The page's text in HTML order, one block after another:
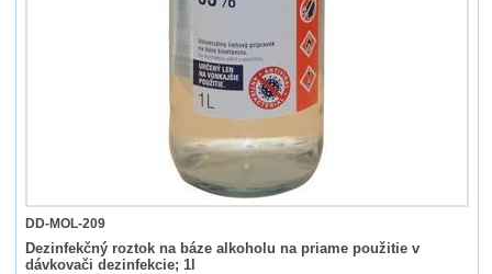
DD-MOL-209
Dezinfekčný roztok na báze alkoholu na priame použitie v
dávkovači dezinfekcie; 1l